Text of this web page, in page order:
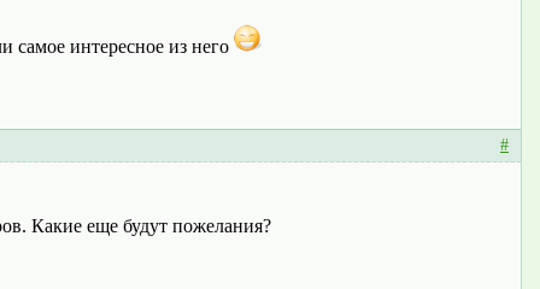
интересное из него
#
Какие еще будут пожелания?